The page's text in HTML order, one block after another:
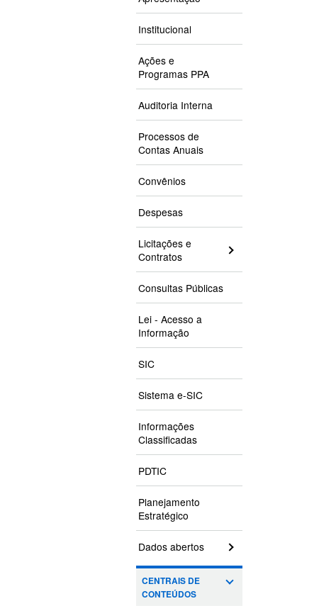
Institucional
Ações e
Programas PPA
Auditoria Interna
Processos de
Contas Anuais
Convênios
Despesas
Licitações e
Contratos
Consultas Públicas
Lei - Acesso a
Informação
SIC
Sistema e-SIC
Informações
Classificadas
PDTIC
Planejamento
Estratégico
Dados abertos
CENTRAIS DE
CONTEÚDOS